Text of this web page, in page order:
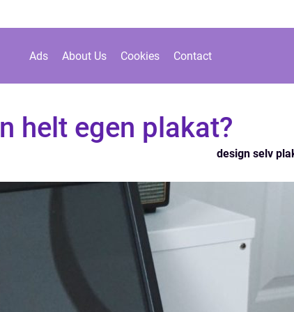
Ads About Us Cookies Contact
helt egen plakat?
design selv